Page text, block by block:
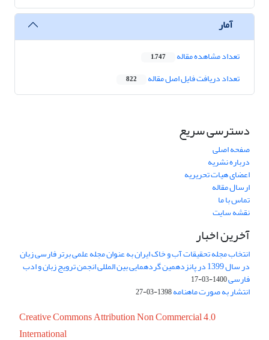
آمار
تعداد مشاهده مقاله 1,747
تعداد دریافت فایل اصل مقاله 822
دسترسی سریع
صفحه اصلی
درباره نشریه
اعضای هیات تحریریه
ارسال مقاله
تماس با ما
نقشه سایت
آخرین اخبار
انتخاب مجله تحقیقات آب و خاک ایران به عنوان مجله علمی برتر فارسی زبان
در سال 1399 در پانزدهمین گردهمایی بین المللی انجمن ترویج زبان و ادب
فارسی1400-03-17
انتشار به صورت ماهنامه1398-03-27
Creative Commons Attribution Non Commercial 4.0
International